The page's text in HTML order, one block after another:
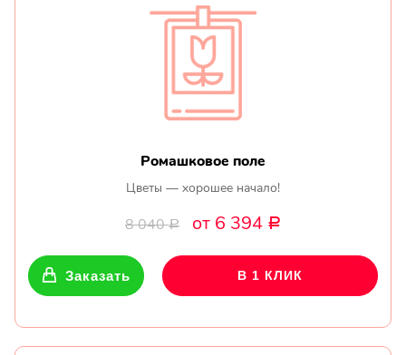
Ромашковое поле
Цветы — хорошее начало!
8 040Р от 6 394 Р
Заказать В 1 КЛИК